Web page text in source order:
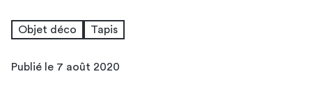
Objet déco Tapis
Publié le 7 août 2020